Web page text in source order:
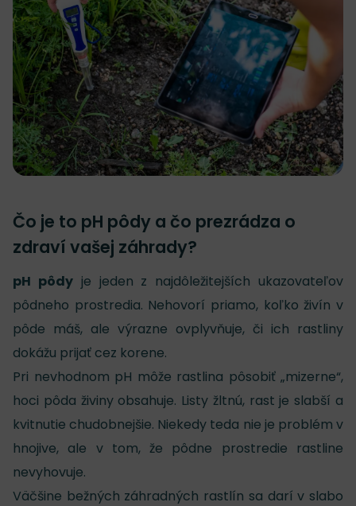
Čo je to pH pôdy a čo prezrádza o
zdraví vašej záhrady?
pH pôdyje jeden z najdôležitejších ukazovateľov
pôdneho prostredia. Nehovorí priamo, koľko živín v
pôde máš, ale výrazne ovplyvňuje, či ich rastliny
dokážu prijať cez korene.
Pri nevhodnom pH môže rastlina pôsobiť „mizerne“,
hoci pôda živiny obsahuje. Listy žltnú, rast je slabší a
kvitnutie chudobnejšie. Niekedy teda nie je problém v
hnojive, ale v tom, že pôdne prostredie rastline
nevyhovuje.
Väčšine bežných záhradných rastlín sa darí v slabo